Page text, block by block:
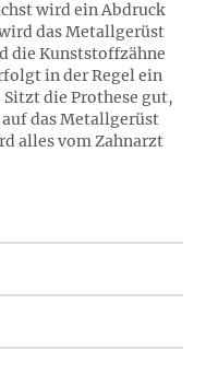
wird ein Abdruck
das Metallgerüst
die Kunststoffzähne
in der Regel ein
die Prothese gut,
das Metallgerüst
alles vom Zahnarzt